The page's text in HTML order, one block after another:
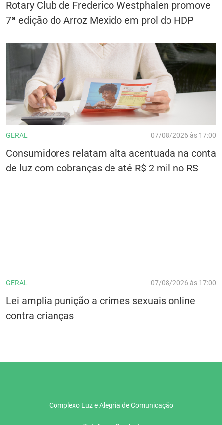
Rotary Club de Frederico Westphalen promove
7ª edição do Arroz Mexido em prol do HDP
GERAL 07/08/2026 às 17:00
Consumidores relatam alta acentuada na conta
de luz com cobranças de até R$ 2 mil no RS
GERAL 07/08/2026 às 17:00
Lei amplia punição a crimes sexuais online
contra crianças
Complexo Luz e Alegria de Comunicação